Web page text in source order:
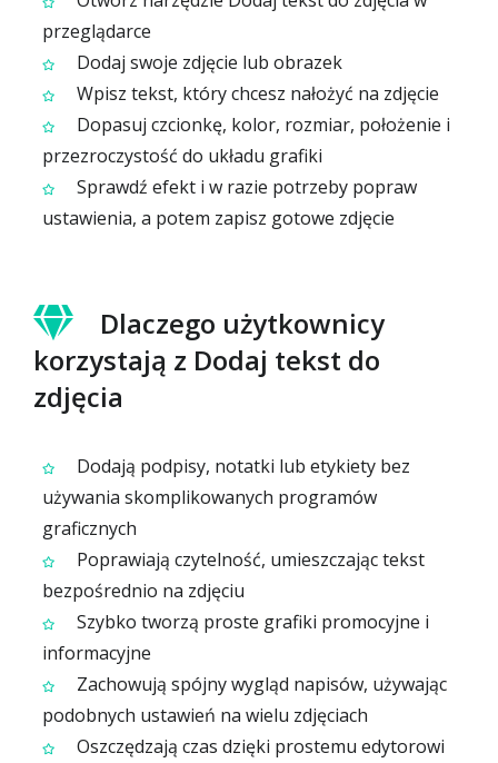
przeglądarce
Dodaj swoje zdjęcie lub obrazek
Wpisz tekst, który chcesz nałożyć na zdjęcie
Dopasuj czcionkę, kolor, rozmiar, położenie i
przezroczystość do układu grafiki
Sprawdź efekt i w razie potrzeby popraw
ustawienia, a potem zapisz gotowe zdjęcie
Dlaczego użytkownicy
korzystają z Dodaj tekst do
zdjęcia
Dodają podpisy, notatki lub etykiety bez
używania skomplikowanych programów
graficznych
Poprawiają czytelność, umieszczając tekst
bezpośrednio na zdjęciu
Szybko tworzą proste grafiki promocyjne i
informacyjne
Zachowują spójny wygląd napisów, używając
podobnych ustawień na wielu zdjęciach
Oszczędzają czas dzięki prostemu edytorowi